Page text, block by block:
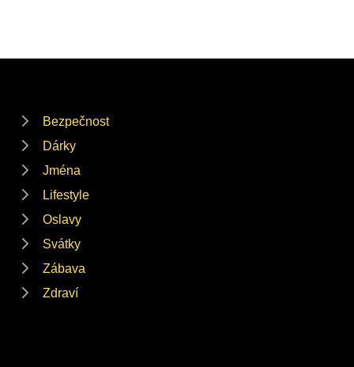
Bezpečnost
Dárky
Jména
Lifestyle
Oslavy
Svátky
Zábava
Zdraví